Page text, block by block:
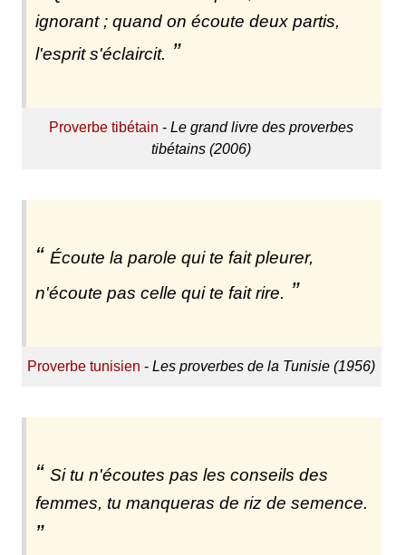
ignorant ; quand on écoute deux partis,
l'esprit s'éclaircit.
Proverbe tibétain -Le grand livre des proverbes
tibétains (2006)
Écoute la parole qui te fait pleurer,
n'écoute pas celle qui te fait rire.
Proverbe tunisien -Les proverbes de la Tunisie (1956)
Si tu n'écoutes pas les conseils des
femmes, tu manqueras de riz de semence.